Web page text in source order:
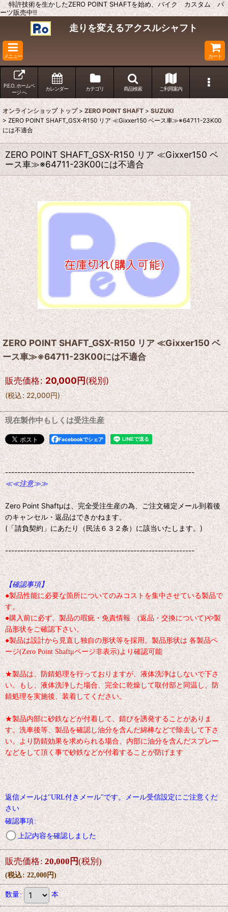
特許技術を生かしたZERO POINT SHAFTを始め、バイク カスタム パ
ーツ販売中!!
走りを変えるアクスルシャフト
メニュー カート
P.E.O. ホームペ
ージ へ
カレンダー カテゴリ 商品検索 ご利用案内
オンラインショップ トップ > ZERO POINT SHAFT > SUZUKI
> ZERO POINT SHAFT_GSX-R150 リア ≪Gixxer150 ベース車≫※64711-23K00
には不適合
ZERO POINT SHAFT_GSX-R150 リア ≪Gixxer150 ベ
ース車≫※64711-23K00には不適合
ZERO POINT SHAFT_GSX-R150 リア ≪Gixxer150 ベ
ース車≫※64711-23K00には不適合
販売価格: 20,000円(税別)
(税込: 22,000円)
現在製作中もしくは受注生産
Facebookでシェア
--------------------------------------------------------------
≪≪注意≫≫
Zero Point Shaftμは、完全受注生産の為、ご注文確定メール到着後
のキャンセル・返品はできかねます。
(「請負契約」にあたり（民法６３２条）に該当いたします。)
--------------------------------------------------------------
【確認事項】
●製品性能に必要な箇所についてのみコストを集中させている製品で
す。
●購入前に必ず、製品の瑕疵・免責情報 (返品・交換について)や製
品形状をご確認下さい。
●製品は設計から見直し独自の形状等を採用。製品形状は 各製品ペ
ージ(Zero Point Shaftμページ非表示)より確認可能
★製品は、防錆処理を行っておりますが、液体洗浄はしないで下さ
い。もし、液体洗浄した場合、完全に乾燥して取付部と同温し、防
錆処理を実施後、装着してください。
★製品内部に砂鉄などが付着して、錆びを誘発することがありま
す。洗車後等、製品を確認し油分を含んだ綿棒などで除去して下さ
い。より防錆効果を求められる場合、内部に油分を含んだスプレー
などをして頂く事で砂鉄などが付着することが防げます
返信メールは"URL付きメール"です。メール受信設定にご注意くだ
さい
確認事項:
上記内容を確認しました
販売価格: 20,000円(税別)
(税込: 22,000円)
数量: 本